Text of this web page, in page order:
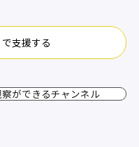
支援する
察ができるチャンネル